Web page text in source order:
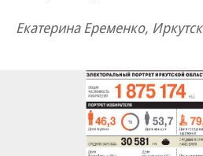
Екатерина Еременко, Иркутск